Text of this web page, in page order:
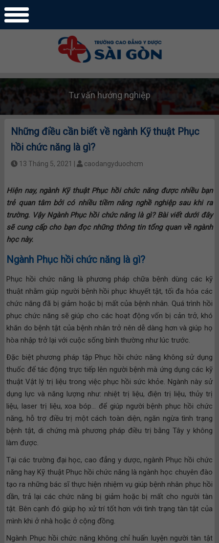
Tư vấn hướng nghiệp
Những điều cần biết về ngành Kỹ thuật Phục
hồi chức năng là gì?
13 Tháng 5, 2021 | caodangyduochcm
Hiện nay, ngành Kỹ thuật Phục hồi chức năng được nhiều bạn
trẻ quan tâm bởi có nhiều tiềm năng nghề nghiệp sau khi ra
trường. Vậy Ngành Phục hồi chức năng là gì? Bài viết dưới đây
sẽ cung cấp cho bạn đọc những thông tin tổng quan về ngành
học này.
Ngành Phục hồi chức năng là gì?
Phục hồi chức năng là phương pháp chữa bệnh dùng các kỹ
thuật nhằm giúp người bệnh hồi phục khuyết tật, tối đa hóa các
chức năng đã bị giảm hoặc bị mất của bệnh nhân. Quá trình hồi
phục chức năng sẽ giúp cho các hoạt động vốn bị cản trở, khó
khăn do bệnh tật của bệnh nhân trở nên dễ dàng hơn và giúp họ
hòa nhập trở lại với cuộc sống bình thường như lúc trước.
Đặc biệt phương pháp tập Phục hồi chức năng không sử dụng
thuốc để tác động trực tiếp lên người bệnh mà ứng dụng các kỹ
thuật Vật lý trị liệu trong việc phục hồi sức khỏe. Ngành này sử
dụng lực và năng lượng như: nhiệt trị liệu, điện trị liệu, thủy trị
liệu, laser trị liệu, xoa bóp… để giúp người bệnh phục hồi chức
năng, hỗ trợ điều trị một cách toàn diện, ngăn ngừa tình trạng
bệnh tật, di chứng mà phương pháp điều trị bằng Tây y không
làm được.
Tại các trường đại học, cao đẳng y dược, ngành Phục hồi chức
năng hay Kỹ thuật Phục hồi chức năng là ngành học chuyên đào
tạo ra những bác sĩ thực hiện nhiệm vụ giúp bệnh nhân phục hồi
dần, trả lại các chức năng bị giảm hoặc bị mất cho người tàn
tật. Bên cạnh đó giúp họ xử trí tốt hơn với tình trạng tàn tật của
mình khi ở nhà hoặc ở cộng đồng.
Ngành Phục hồi chức năng không chỉ huấn luyện người tàn tật